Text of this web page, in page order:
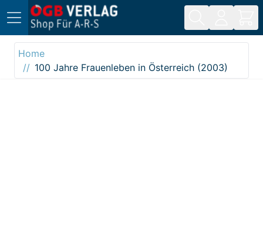
Direkt zum Inhalt
Home
100 Jahre Frauenleben in Österreich (2003)